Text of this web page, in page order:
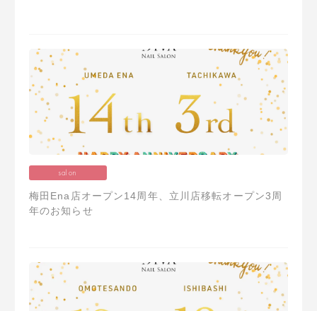
salon
梅田Ena店オープン14周年、立川店移転オープン3周
年のお知らせ